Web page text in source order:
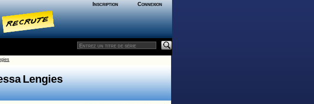
Inscription Connexion
Lengies